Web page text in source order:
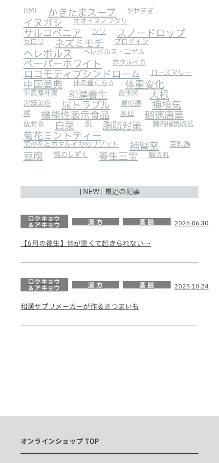
BMI かきたまスープ やせすぎ
イヌガシ オオイヌノフグリ
サルコペニア シソ スノードロップ
セロリ ネズミモチ プロテイン
ヘレボルス ヘレボルス・ニゲル
ペーパーホワイト ホタルイカ
ロコモティブシンドローム ローズマリー
中国薬典 体の重だるさ 体重変化
半夏厚朴湯 和漢養生 善玉菌 大根
宮廷美容 尿トラブル 星の瞳 梅核気
樫 機能性表示食品 水仙 瑠璃唐草
瘦せる 白菜 肌 脂肪対策 腸内環境改善
菊花ミントティー
菜の花とホタルイカのリゾット 補腎薬 豆乳鍋
豆腐 雪のしずく 養生三宝 騙され
| NEW | 最近の記事
ロクキョウ
＆アキョウ
漢 方 薬 膳 2026.06.30
【6月の養生】体が重くて起きられない…
ロクキョウ
＆アキョウ
漢 方 薬 膳 2025.10.24
和漢サプリメーカーが作るさつまいも
オンラインショップ TOP